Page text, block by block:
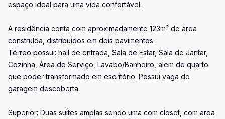
espaço ideal para uma vida confortável.
A residência conta com aproximadamente 123m² de área
construída, distribuidos em dois pavimentos:
Térreo possui: hall de entrada, Sala de Estar, Sala de Jantar,
Cozinha, Área de Serviço, Lavabo/Banheiro, alem de quarto
que poder transformado em escritório. Possui vaga de
garagem descoberta.
Superior: Duas suítes amplas sendo uma com closet, com area